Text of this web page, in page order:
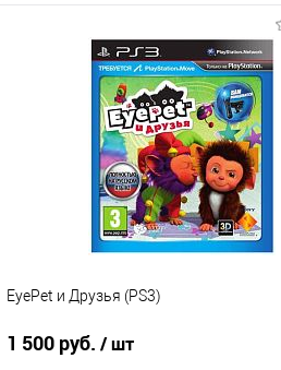
В корзину
Купить в 1 клик
Сравнение
В избранное
В наличии
EyePet и Друзья (PS3)
1 500 руб. / шт